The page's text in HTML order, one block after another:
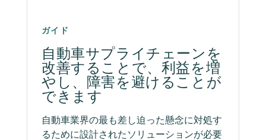
ガイド
自動車サプライチェーンを
改善することで、利益を増
やし、障害を避けることが
できます
自動車業界の最も差し迫った懸念に対処す
るために設計されたソリューションが必要